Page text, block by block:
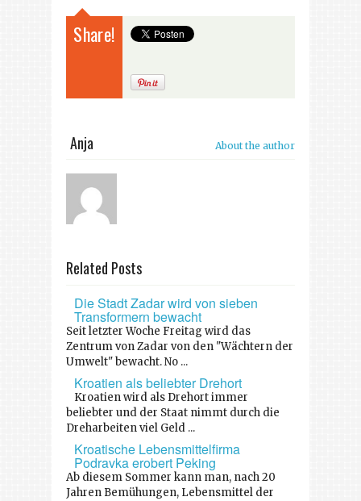
Share!
Anja About the author
Related Posts
Die Stadt Zadar wird von sieben
Transformern bewacht
Seit letzter Woche Freitag wird das
Zentrum von Zadar von den "Wächtern der
Umwelt" bewacht. No ...
Kroatien als beliebter Drehort
Kroatien wird als Drehort immer
beliebter und der Staat nimmt durch die
Dreharbeiten viel Geld ...
Kroatische Lebensmittelfirma
Podravka erobert Peking
Ab diesem Sommer kann man, nach 20
Jahren Bemühungen, Lebensmittel der